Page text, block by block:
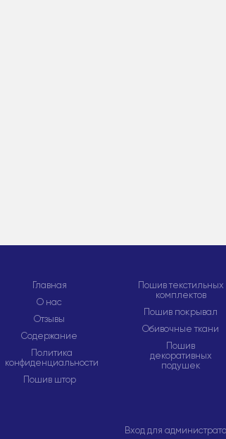
Главная
О нас
Отзывы
Содержание
Политика
конфиденциальности
Пошив штор
Пошив текстильных
комплектов
Пошив покрывал
Обивочные ткани
Пошив
декоративных
подушек
Вход для